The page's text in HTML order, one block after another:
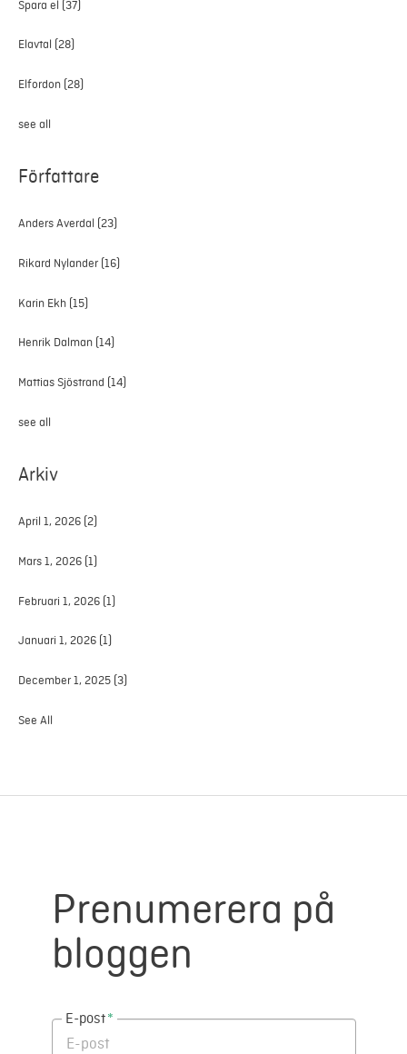
Spara el (37)
Elavtal (28)
Elfordon (28)
see all
Författare
Anders Averdal (23)
Rikard Nylander (16)
Karin Ekh (15)
Henrik Dalman (14)
Mattias Sjöstrand (14)
see all
Arkiv
April 1, 2026 (2)
Mars 1, 2026 (1)
Februari 1, 2026 (1)
Januari 1, 2026 (1)
December 1, 2025 (3)
See All
Prenumerera på
bloggen
E-post*